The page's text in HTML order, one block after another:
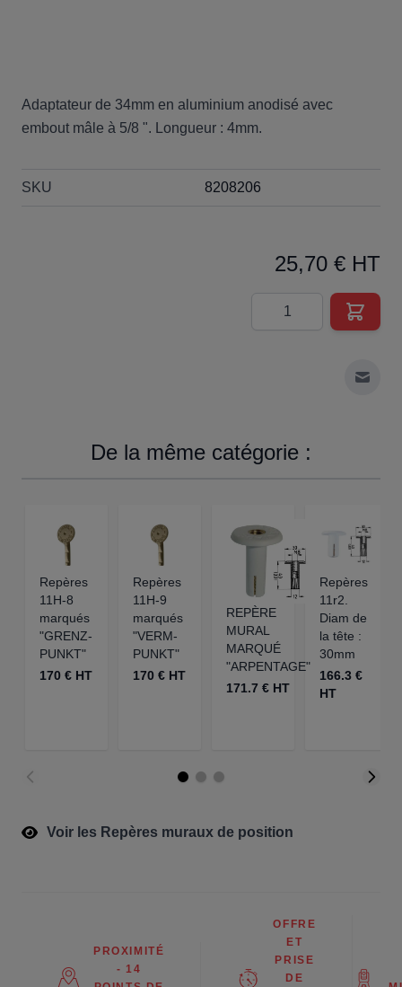
Adaptateur de 34mm en aluminium anodisé avec
embout mâle à 5/8 ". Longueur : 4mm.
SKU 8208206
25,70 € HT
Quantité
De la même catégorie :
Repères
11H-8
marqués
"GRENZ-
PUNKT"
170 € HT
Repères
11H-9
marqués
"VERM-
PUNKT"
170 € HT
REPÈRE
MURAL
MARQUÉ
"ARPENTAGE"
171.7 € HT
Repères
11r2.
Diam de
la tête :
30mm
166.3 €
HT
Voir les Repères muraux de position
PROXIMITÉ
- 14
OFFRE
ET
PRISE
DE